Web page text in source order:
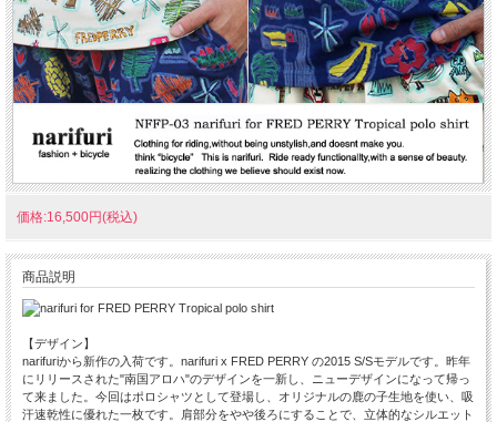
価格:16,500円(税込)
商品説明
【デザイン】
narifuriから新作の入荷です。narifuri x FRED PERRY の2015 S/Sモデルです。昨年
にリリースされた"南国アロハ"のデザインを一新し、ニューデザインになって帰っ
て来ました。今回はポロシャツとして登場し、オリジナルの鹿の子生地を使い、吸
汗速乾性に優れた一枚です。肩部分をやや後ろにすることで、立体的なシルエット